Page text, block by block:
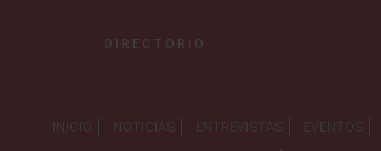
DIRECTORIO
INICIO NOTICIAS ENTREVISTAS EVENTOS